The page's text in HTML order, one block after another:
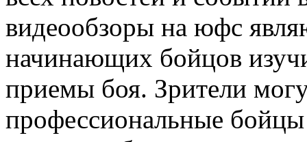
видеообзоры на юфс
начинающих бойцов
приемы боя. Зрители
профессиональные